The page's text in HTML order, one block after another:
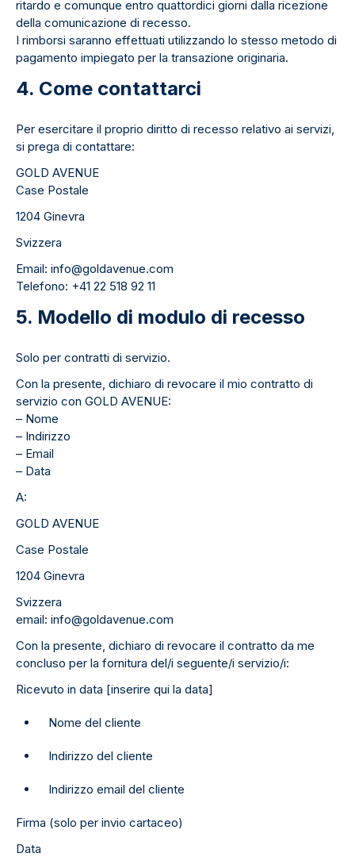
ritardo e comunque entro quattordici giorni dalla ricezione
della comunicazione di recesso.
I rimborsi saranno effettuati utilizzando lo stesso metodo di
pagamento impiegato per la transazione originaria.
4. Come contattarci
Per esercitare il proprio diritto di recesso relativo ai servizi,
si prega di contattare:
GOLD AVENUE
Case Postale
1204 Ginevra
Svizzera
Email: info@goldavenue.com
Telefono: +41 22 518 92 11
5. Modello di modulo di recesso
Solo per contratti di servizio.
Con la presente, dichiaro di revocare il mio contratto di
servizio con GOLD AVENUE:
– Nome
– Indirizzo
– Email
– Data
A:
GOLD AVENUE
Case Postale
1204 Ginevra
Svizzera
email: info@goldavenue.com
Con la presente, dichiaro di revocare il contratto da me
concluso per la fornitura del/i seguente/i servizio/i:
Ricevuto in data [inserire qui la data]
Nome del cliente
Indirizzo del cliente
Indirizzo email del cliente
Firma (solo per invio cartaceo)
Data